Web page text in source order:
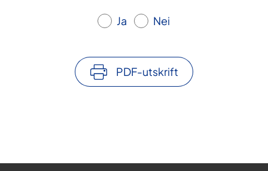
Ja Nei
PDF-utskrift